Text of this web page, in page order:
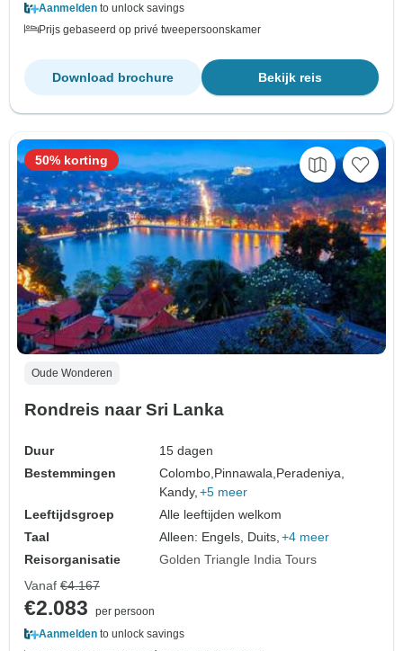
Aanmelden to unlock savings
Prijs gebaseerd op privé tweepersoonskamer
Bekijk reis
Download brochure
Oude Wonderen
Rondreis naar Sri Lanka
Duur
15 dagen
Bestemmingen
Colombo, Pinnawala, Peradeniya,
Kandy, +5 meer
Leeftijdsgroep
Alle leeftijden welkom
Taal
Alleen: Engels, Duits, +4 meer
Reisorganisatie
Golden Triangle India Tours
50% korting
Vanaf €4.167
€2.083
per persoon
Aanmelden to unlock savings